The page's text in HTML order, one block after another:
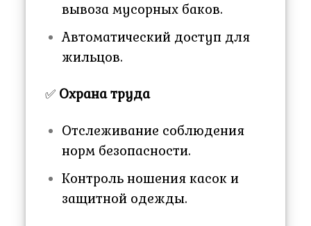
вывоза мусорных баков.
Автоматический доступ для
жильцов.
✅ Охрана труда
Отслеживание соблюдения
норм безопасности.
Контроль ношения касок и
защитной одежды.